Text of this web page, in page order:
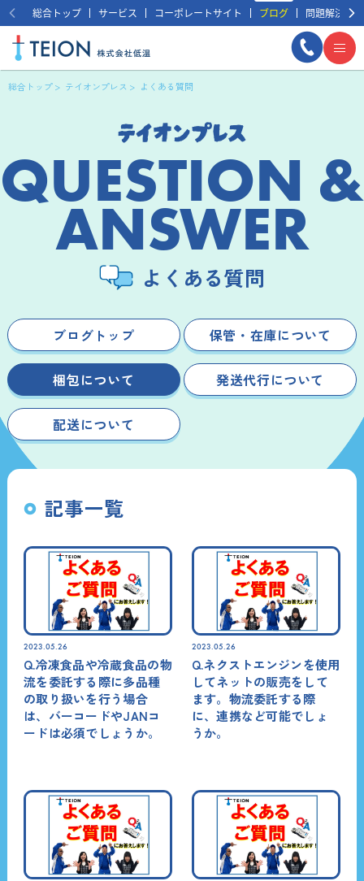
総合トップ サービス コーポレートサイト ブログ 問題解決事例
総合トップ テイオンプレス よくある質問
QUESTION &
ANSWER
よくある質問
ブログトップ 保管・在庫について
梱包について 発送代行について
配送について
記事一覧
2023.05.26
Q.冷凍食品や冷蔵食品の物
流を委託する際に多品種
の取り扱いを行う場合
は、バーコードやJANコ
ードは必須でしょうか。
2023.05.26
Q.ネクストエンジンを使用
してネットの販売をして
ます。物流委託する際
に、連携など可能でしょ
うか。